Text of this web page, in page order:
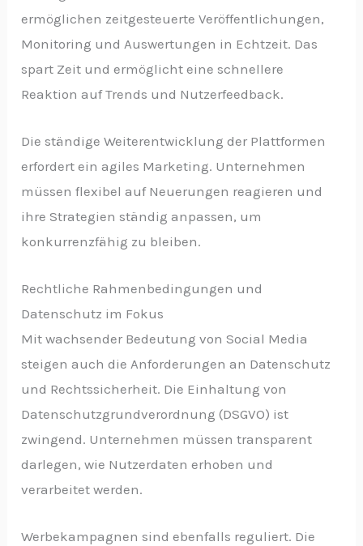
ermöglichen zeitgesteuerte Veröffentlichungen,
Monitoring und Auswertungen in Echtzeit. Das
spart Zeit und ermöglicht eine schnellere
Reaktion auf Trends und Nutzerfeedback.
Die ständige Weiterentwicklung der Plattformen
erfordert ein agiles Marketing. Unternehmen
müssen flexibel auf Neuerungen reagieren und
ihre Strategien ständig anpassen, um
konkurrenzfähig zu bleiben.
Rechtliche Rahmenbedingungen und
Datenschutz im Fokus
Mit wachsender Bedeutung von Social Media
steigen auch die Anforderungen an Datenschutz
und Rechtssicherheit. Die Einhaltung von
Datenschutzgrundverordnung (DSGVO) ist
zwingend. Unternehmen müssen transparent
darlegen, wie Nutzerdaten erhoben und
verarbeitet werden.
Werbekampagnen sind ebenfalls reguliert. Die